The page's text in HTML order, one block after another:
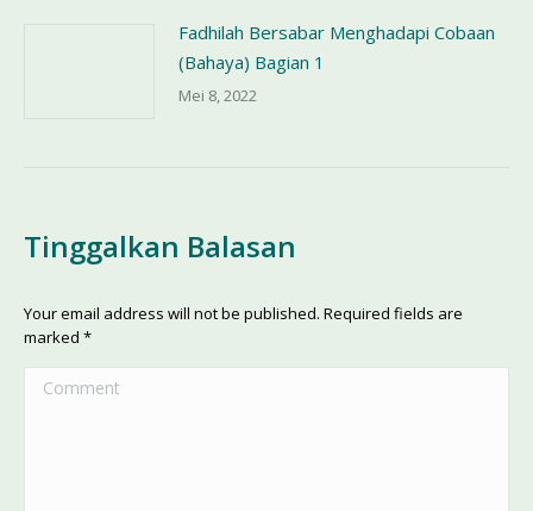
Fadhilah Bersabar Menghadapi Cobaan
(Bahaya) Bagian 1
Mei 8, 2022
Tinggalkan Balasan
Your email address will not be published. Required fields are
marked *
Comment